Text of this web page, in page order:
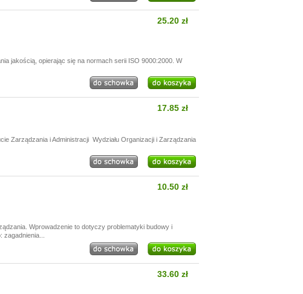
25.20 zł
jakością, opierając się na normach serii ISO 9000:2000. W
17.85 zł
Zarządzania i Administracji Wydziału Organizacji i Zarządzania
10.50 zł
Wprowadzenie to dotyczy problematyki budowy i
33.60 zł